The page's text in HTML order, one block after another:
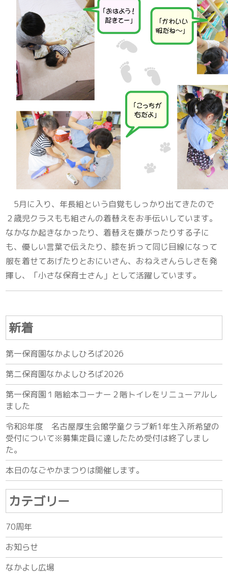
5月に入り、年長組という自覚もしっかり出てきたので
２歳児クラスもも組さんの着替えをお手伝いしています。
なかなか起きなかったり、着替えを嫌がったりする子に
も、優しい言葉で伝えたり、膝を折って同じ目線になって
服を着せてあげたりとおにいさん、おねえさんらしさを発
揮し、「小さな保育士さん」として活躍しています。
新着
第一保育園なかよしひろば2026
第二保育園なかよしひろば2026
第一保育園１階絵本コーナー２階トイレをリニューアルし
ました
令和8年度 名古屋厚生会館学童クラブ新1年生入所希望の
受付について※募集定員に達したため受付は終了しまし
た。
本日のなごやかまつりは開催します。
カテゴリー
70周年
お知らせ
なかよし広場